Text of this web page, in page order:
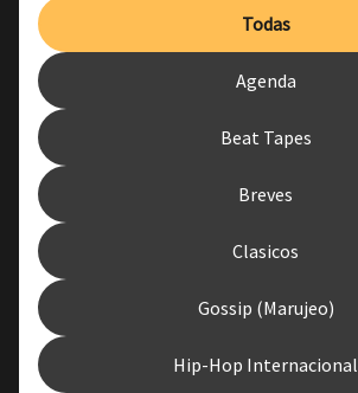
Todas
Agenda
Beat Tapes
Breves
Clasicos
Gossip (Marujeo)
Hip-Hop Internacional